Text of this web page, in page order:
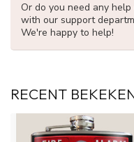
Or do you need any
with our support
We're happy to help!
RECENT